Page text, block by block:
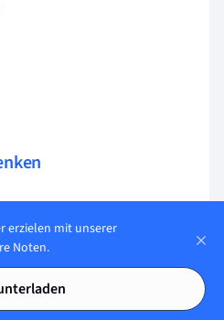
erzielen mit unserer
Noten.